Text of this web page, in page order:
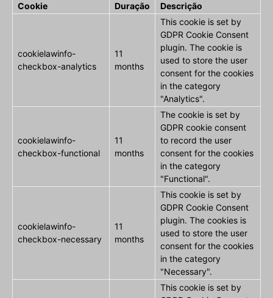
Cookie
Duração Descrição
cookielawinfo-
checkbox-analytics
11
months
This cookie is set by
GDPR Cookie Consent
plugin. The cookie is
used to store the user
consent for the cookies
in the category
"Analytics".
cookielawinfo-
checkbox-functional
11
months
The cookie is set by
GDPR cookie consent
to record the user
consent for the cookies
in the category
"Functional".
cookielawinfo-
checkbox-necessary
11
months
This cookie is set by
GDPR Cookie Consent
plugin. The cookies is
used to store the user
consent for the cookies
in the category
"Necessary".
This cookie is set by